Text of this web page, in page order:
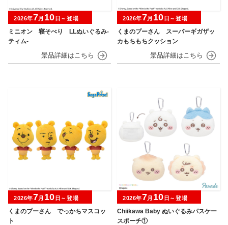
ミニオン 寝そべり LLぬいぐるみ‐
ティム‐
2026年7月 10 日～登場
くまのプーさん スーパーギガザッ
カもちもちクッション
2026年7月 10 日～登場
くまのプーさん でっかちマスコッ
ト
2026年7月 10 日～登場
Chiikawa Baby ぬいぐるみパスケー
スポーチ①
2026年7月 10 日～登場